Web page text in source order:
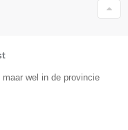
wel in de provincie